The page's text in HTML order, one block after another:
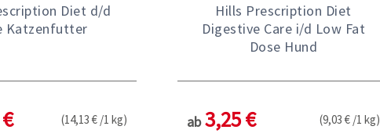
Diet d/d
Katzenfutter
(14,13 € /1 kg)
Hills Prescription Diet
Digestive Care i/d Low Fat
Dose Hund
ab 3,25 € (9,03 € /1 kg)